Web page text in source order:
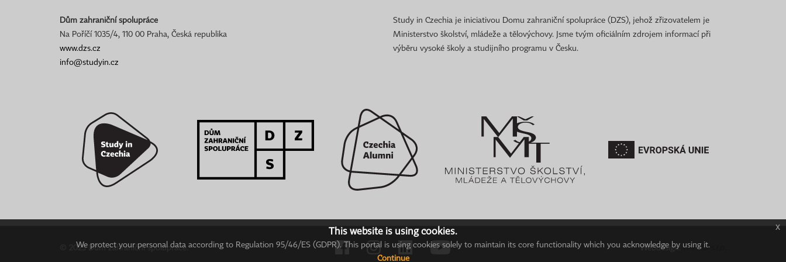
Dům zahraniční spolupráce
Na Poříčí 1035/4, 110 00 Praha, Česká republika
www.dzs.cz
info@studyin.cz
Study in Czechia je iniciativou Domu zahraniční spolupráce (DZS), jehož zřizovatelem je
Ministerstvo školství, mládeže a tělovýchovy. Jsme tvým oficiálním zdrojem informací při
výběru vysoké školy a studijního programu v Česku.
© 2023 Dům zahraniční spolupráce. Webdesign: IT-PRO s.r.o.
This website is using cookies.
We protect your personal data according to Regulation 95/46/ES (GDPR). This portal is using cookies solely to maintain its core functionality which you acknowledge by using it.
Continue
x